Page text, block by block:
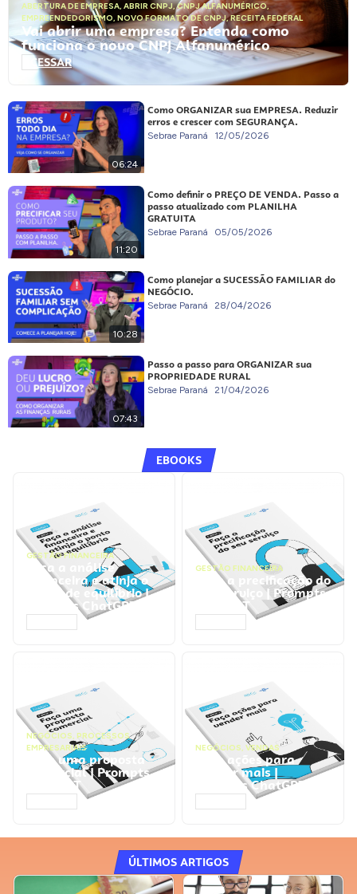
ABERTURA DE EMPRESA, ABRIR CNPJ,CNPJ ALFANUMÉRICO,
EMPREENDEDORISMO, NOVO FORMATO DE CNPJ,RECEITA FEDERAL
Vai abrir uma empresa? Entenda como
funciona o novo CNPJ Alfanumérico
ACESSAR
06:24
Como ORGANIZAR sua EMPRESA. Reduzir
erros e crescer com SEGURANÇA.
Sebrae Paraná 12/05/2026
11:20
Como definir o PREÇO DE VENDA. Passo a
passo atualizado com PLANILHA
GRATUITA
Sebrae Paraná 05/05/2026
10:28
Como planejar a SUCESSÃO FAMILIAR do
NEGÓCIO.
Sebrae Paraná 28/04/2026
07:43
Passo a passo para ORGANIZAR sua
PROPRIEDADE RURAL
Sebrae Paraná 21/04/2026
EBOOKS
GESTÃO FINANCEIRA
Faça a análise
financeira e atinja o
ponto de equilíbrio |
Prompts ChatGPT
GESTÃO FINANCEIRA
Faça a precificação do
seu serviço | Prompts
ChatGPT
NEGÓCIOS, PROCESSOS
EMPRESARIAIS
Faça uma proposta
comercial | Prompts
ChatGPT
NEGÓCIOS, VENDAS
Faça ações para
vender mais |
Prompts ChatGPT
ÚLTIMOS ARTIGOS